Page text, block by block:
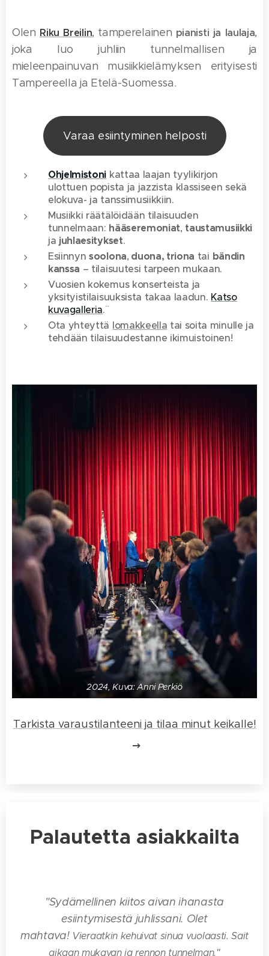
Olen Riku Breilin, tamperelainen pianisti ja laulaja,
joka luo juhliin tunnelmallisen ja
mieleenpainuvan musiikkielämyksen erityisesti
Tampereella ja Etelä-Suomessa.
Varaa esiintyminen helposti
Ohjelmistoni kattaa laajan tyylikirjon
ulottuen popista ja jazzista klassiseen sekä
elokuva- ja tanssimusiikkiin.
Musiikki räätälöidään tilaisuuden
tunnelmaan: hääseremoniat, taustamusiikki
ja juhlaesitykset.
Esiinnynsoolona, duona, triona tai bändin
kanssa – tilaisuutesi tarpeen mukaan.
Vuosien kokemus konserteista ja
yksityistilaisuuksista takaa laadun. Katso
kuvagalleria.¨
Ota yhteyttä lomakkeella tai soita minulle ja
tehdään tilaisuudestanne ikimuistoinen!
2024, Kuva: Anni Perkiö
Tarkista varaustilanteeni ja tilaa minut keikalle!
Palautetta asiakkailta
"Sydämellinen kiitos aivan ihanasta
esiintymisestä juhlissani. Olet
mahtava! Vieraatkin kehuivat sinua vuolaasti. Sait
aikaan mukavan ja rennon tunnelman. "